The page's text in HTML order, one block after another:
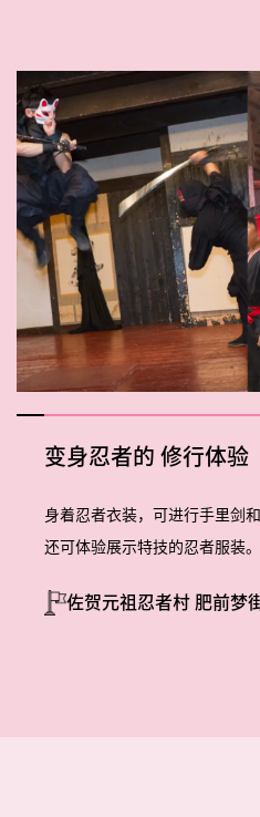
变身忍者的 修行体验
身着忍者衣装，可进行手里剑
还可体验展示特技的忍者服装。
佐贺元祖忍者村 肥前梦